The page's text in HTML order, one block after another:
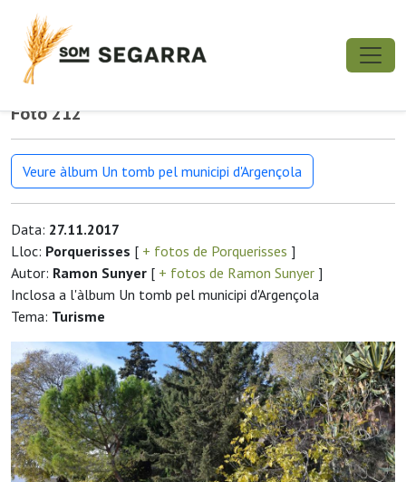
Foto 212
Veure àlbum Un tomb pel municipi d'Argençola
Data: 27.11.2017
Lloc: Porquerisses [ + fotos de Porquerisses ]
Autor: Ramon Sunyer [ + fotos de Ramon Sunyer ]
Inclosa a l'àlbum Un tomb pel municipi d'Argençola
Tema: Turisme